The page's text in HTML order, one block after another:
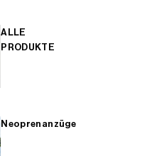
ALLE
PRODUKTE
Neoprenanzüge